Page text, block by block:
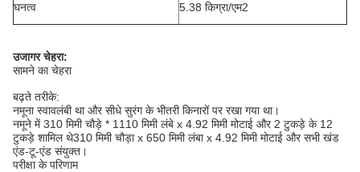
घनत्व 5.38 किग्रा/एम2
उजागर चेहरा:
सामने का चेहरा
बढ़ते तरीके:
नमूना स्वावलंबी था और सीधे सुरंग के भीतरी किनारों पर रखा गया था।
नमूने में 310 मिमी चौड़े * 1110 मिमी लंबे x 4.92 मिमी मोटाई और 2 टुकड़े के 12
टुकड़े शामिल थे310 मिमी चौड़ा x 650 मिमी लंबा x 4.92 मिमी मोटाई और सभी खंड
एंड-टू-एंड संयुक्त।
परीक्षा के परिणाम